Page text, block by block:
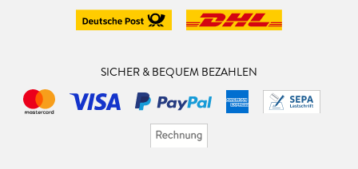
SICHER & BEQUEM BEZAHLEN